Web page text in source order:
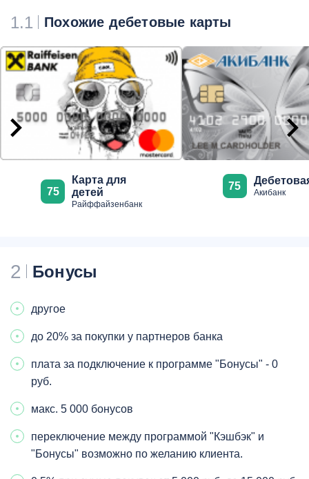
1.1 Похожие дебетовые карты
75
Карта для
детей
Райффайзенбанк
75
Акибанк
2 Бонусы
другое
до 20% за покупки у партнеров банка
плата за подключение к программе "Бонусы" - 0
руб.
макс. 5 000 бонусов
переключение между программой "Кэшбэк" и
"Бонусы" возможно по желанию клиента.